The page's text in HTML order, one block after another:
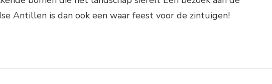
Antillen is dan ook een waar feest voor de zintuigen!